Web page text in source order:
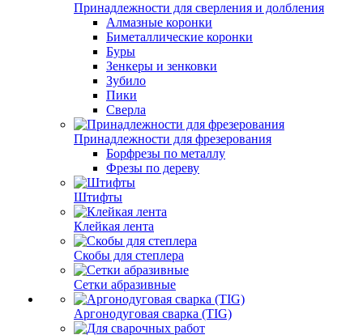
Принадлежности для сверления и долбления
Алмазные коронки
Биметаллические коронки
Буры
Зенкеры и зенковки
Зубило
Пики
Сверла
Принадлежности для фрезерования
Борфрезы по металлу
Фрезы по дереву
Штифты
Клейкая лента
Скобы для степлера
Сетки абразивные
Аргонодуговая сварка (TIG)